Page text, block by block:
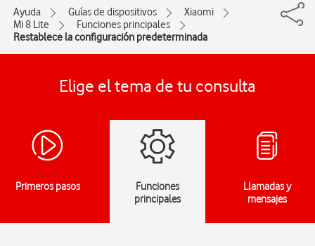
Ayuda Guías de dispositivos
Xiaomi
Mi 8 Lite
Funciones principales
Restablece la configuración predeterminada
Elige el tema de tu consulta
Primeros pasos
Funciones
principales
Llamadas y
mensajes